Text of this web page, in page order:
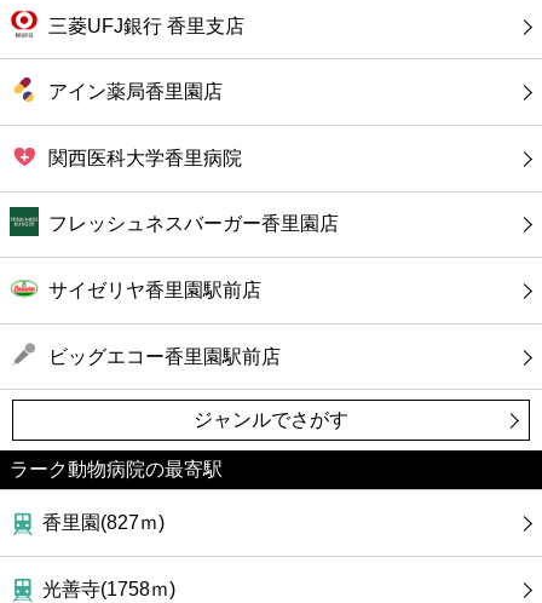
三菱UFJ銀行 香里支店
アイン薬局香里園店
関西医科大学香里病院
フレッシュネスバーガー香里園店
サイゼリヤ香里園駅前店
ビッグエコー香里園駅前店
ジャンルでさがす
ラーク動物病院の最寄駅
香里園(827ｍ)
光善寺(1758ｍ)